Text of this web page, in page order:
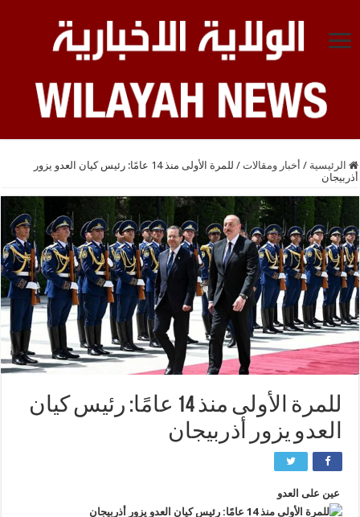
الرئيسية / أخبار ومقالات /
للمرة الأولى منذ 14 عامًا: رئيس كيان العدو يزور
أذربيجان
للمرة الأولى منذ 14 عامًا: رئيس كيان
العدو يزور أذربيجان
عين على العدو